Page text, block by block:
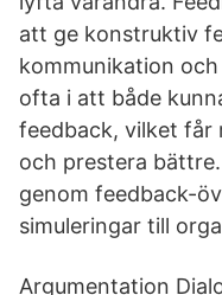
att ge konstruktiv
kommunikation
ofta i att både
feedback, vilket får
och prestera
genom feedback-
simuleringar till
Argumentation